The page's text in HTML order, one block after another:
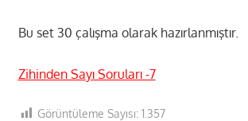
Bu set 30 çalışma olarak hazırlanmıştır.
Zihinden Sayı Soruları -7
Görüntüleme Sayısı: 1.357